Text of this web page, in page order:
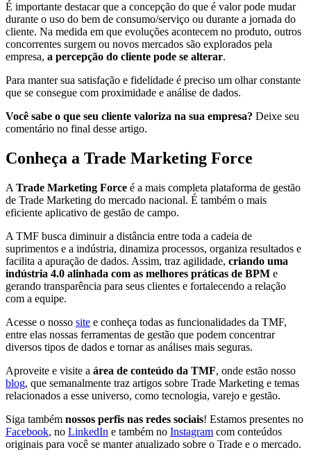
É importante destacar que a concepção do que é valor pode mudar
durante o uso do bem de consumo/serviço ou durante a jornada do
cliente. Na medida em que evoluções acontecem no produto, outros
concorrentes surgem ou novos mercados são explorados pela
empresa, a percepção do cliente pode se alterar.
Para manter sua satisfação e fidelidade é preciso um olhar constante
que se consegue com proximidade e análise de dados.
Você sabe o que seu cliente valoriza na sua empresa? Deixe seu
comentário no final desse artigo.
Conheça a Trade Marketing Force
A Trade Marketing Force é a mais completa plataforma de gestão
de Trade Marketing do mercado nacional. É também o mais
eficiente aplicativo de gestão de campo.
A TMF busca diminuir a distância entre toda a cadeia de
suprimentos e a indústria, dinamiza processos, organiza resultados e
facilita a apuração de dados. Assim, traz agilidade, criando uma
indústria 4.0 alinhada com as melhores práticas de BPM e
gerando transparência para seus clientes e fortalecendo a relação
com a equipe.
Acesse o nosso site e conheça todas as funcionalidades da TMF,
entre elas nossas ferramentas de gestão que podem concentrar
diversos tipos de dados e tornar as análises mais seguras.
Aproveite e visite a área de conteúdo da TMF, onde estão nosso
blog, que semanalmente traz artigos sobre Trade Marketing e temas
relacionados a esse universo, como tecnologia, varejo e gestão.
Siga também nossos perfis nas redes sociais! Estamos presentes no
Facebook, no LinkedIn e também no Instagram com conteúdos
originais para você se manter atualizado sobre o Trade e o mercado.